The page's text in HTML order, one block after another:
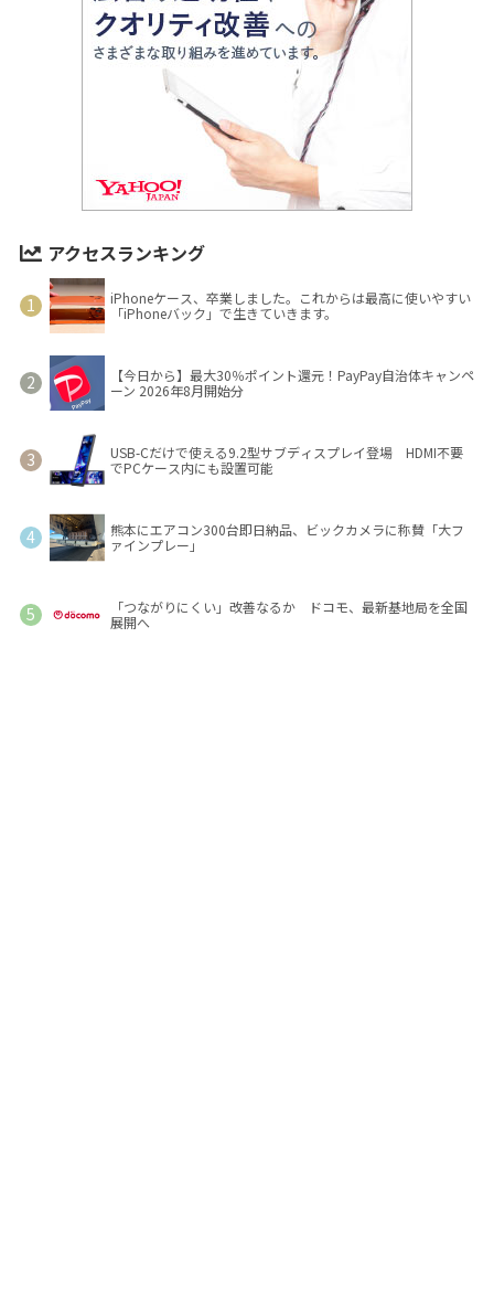
アクセスランキング
iPhoneケース、卒業しました。これからは最高に使いやすい
「iPhoneバック」で生きていきます。
【今日から】最大30％ポイント還元！PayPay自治体キャンペ
ーン 2026年8月開始分
USB-Cだけで使える9.2型サブディスプレイ登場 HDMI不要
でPCケース内にも設置可能
熊本にエアコン300台即日納品、ビックカメラに称賛「大フ
ァインプレー」
「つながりにくい」改善なるか ドコモ、最新基地局を全国
展開へ